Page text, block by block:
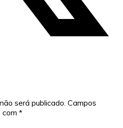
será publicado. Campos
com *